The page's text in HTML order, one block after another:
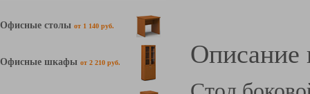
Офисные столы от 1 140 руб.
Офисные шкафы от 2 210 руб. Описание